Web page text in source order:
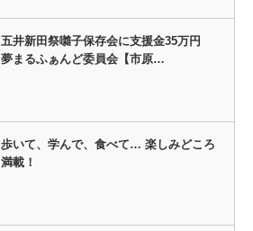
五井新田祭囃子保存会に支援金35万円
夢まるふぁんど委員会【市原…
歩いて、学んで、食べて… 楽しみどころ
満載！